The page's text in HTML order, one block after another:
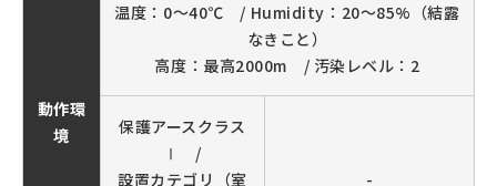
動作環
境
温度：0～40℃ / Humidity：20～85%（結露
なきこと）
高度：最高2000m / 汚染レベル：2
保護アースクラス
Ⅰ /
設置カテゴリ（室
-